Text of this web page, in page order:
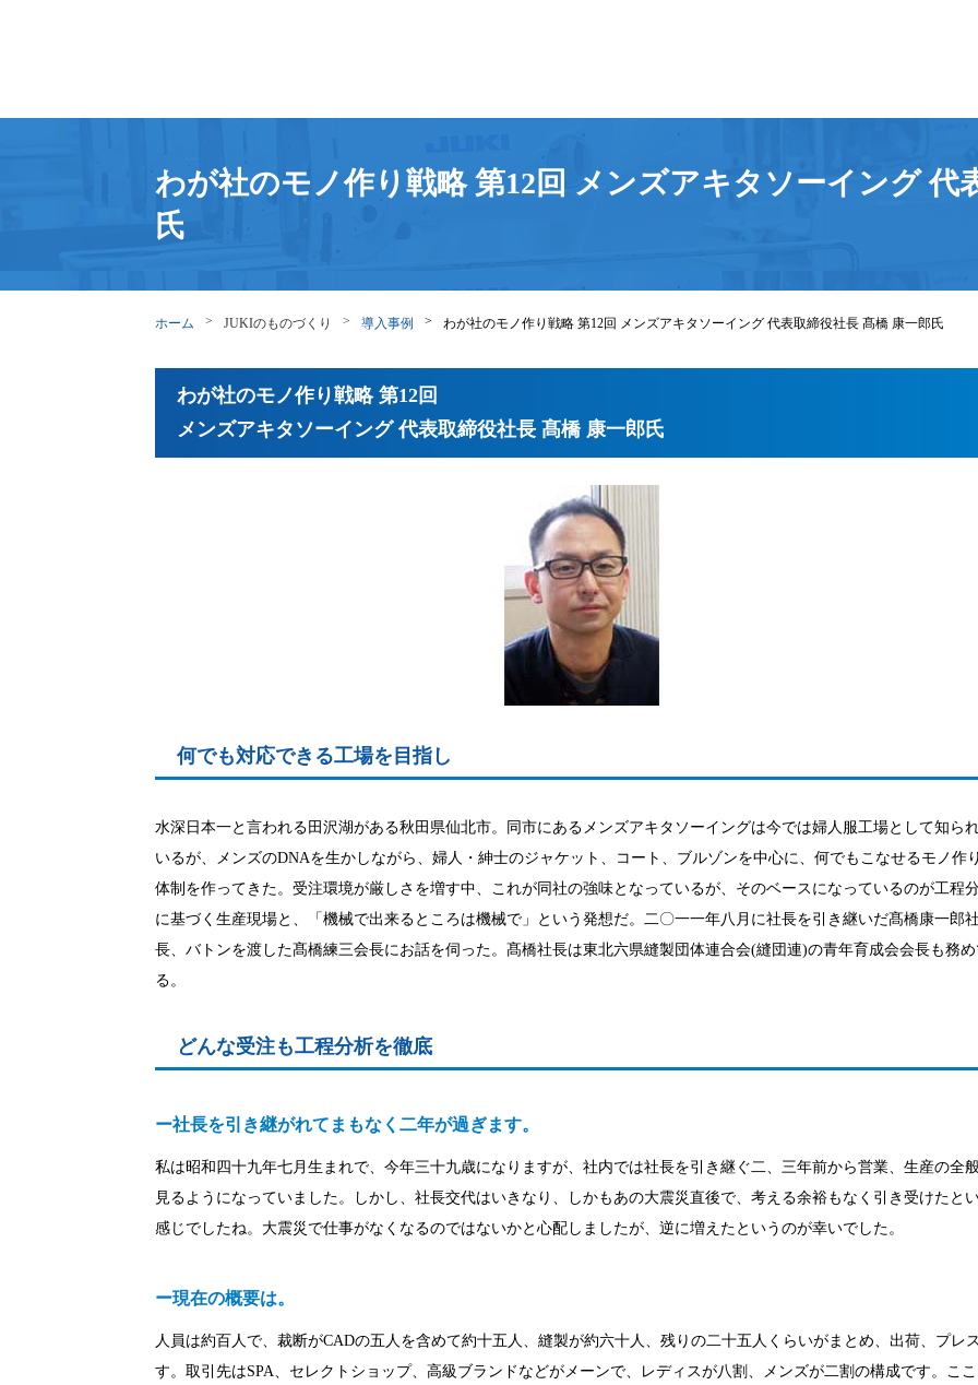
わが社のモノ作り戦略 第12回 メンズアキタソーイング 代
氏
ホーム JUKIのものづくり 導入事例 わが社のモノ作り戦略 第12回 メンズアキタソーイング 代表取締役社長 髙橋 康一郎氏
わが社のモノ作り戦略 第12回
メンズアキタソーイング 代表取締役社長 髙橋 康一郎氏
何でも対応できる工場を目指し
水深日本一と言われる田沢湖がある秋田県仙北市。同市にあるメンズアキタソーイングは今では婦人服工場として知ら
いるが、メンズのDNAを生かしながら、婦人・紳士のジャケット、コート、ブルゾンを中心に、何でもこなせるモノ作
体制を作ってきた。受注環境が厳しさを増す中、これが同社の強味となっているが、そのベースになっているのが工程
に基づく生産現場と、「機械で出来るところは機械で」という発想だ。二〇一一年八月に社長を引き継いだ髙橋康一郎社
長、バトンを渡した髙橋練三会長にお話を伺った。髙橋社長は東北六県縫製団体連合会(縫団連)の青年育成会会長も務
る。
どんな受注も工程分析を徹底
ー社長を引き継がれてまもなく二年が過ぎます。
私は昭和四十九年七月生まれで、今年三十九歳になりますが、社内では社長を引き継ぐ二、三年前から営業、生産の全
見るようになっていました。しかし、社長交代はいきなり、しかもあの大震災直後で、考える余裕もなく引き受けたと
感じでしたね。大震災で仕事がなくなるのではないかと心配しましたが、逆に増えたというのが幸いでした。
ー現在の概要は。
人員は約百人で、裁断がCADの五人を含めて約十五人、縫製が約六十人、残りの二十五人くらいがまとめ、出荷、プレ
す。取引先はSPA、セレクトショップ、高級ブランドなどがメーンで、レディスが八割、メンズが二割の構成です。こ